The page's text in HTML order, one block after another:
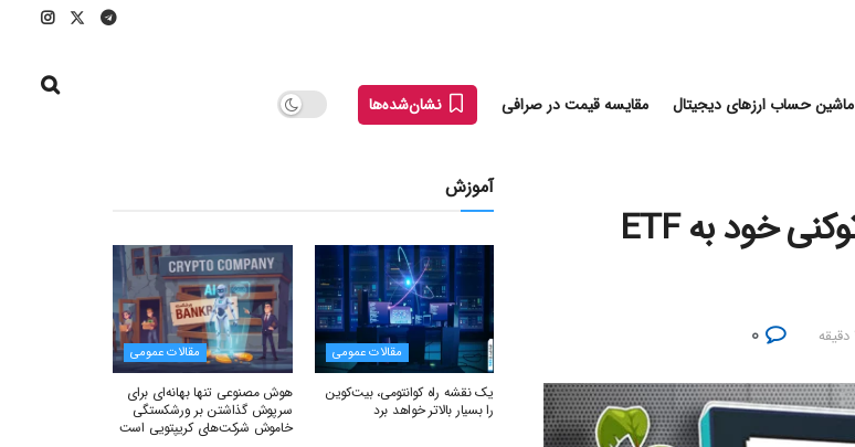
ماشین حساب ارزهای دیجیتال مقایسه قیمت در صرافی نشان‌شده‌ها
گری‌ اسکیل به دنبال تبدیل صندوق چند‌ توکنی خود به ETF
آموزش
مقالات عمومی
یک نقشه راه کوانتومی، بیت‌کوین
را بسیار بالاتر خواهد برد
مقالات عمومی
هوش مصنوعی تنها بهانه‌ای برای
سرپوش گذاشتن بر ورشکستگی
خاموش شرکت‌های کریپتویی است